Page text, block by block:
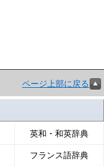
ページ上部に戻る
英和・和英辞典
フランス語辞典